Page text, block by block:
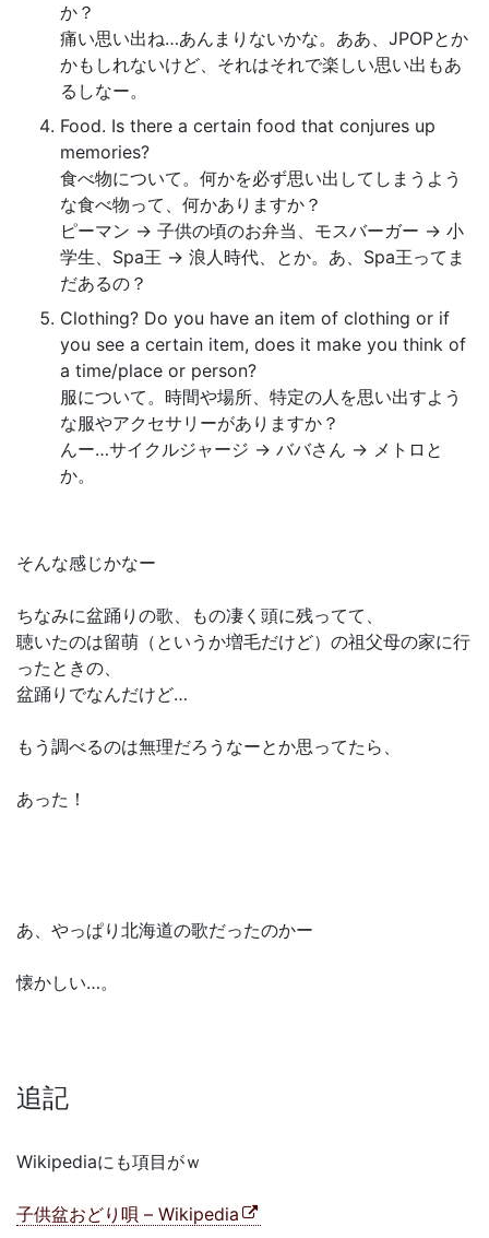
か？
痛い思い出ね…あんまりないかな。ああ、JPOPとか
かもしれないけど、それはそれで楽しい思い出もあ
るしなー。
Food. Is there a certain food that conjures up
memories?
食べ物について。何かを必ず思い出してしまうよう
な食べ物って、何かありますか？
ピーマン → 子供の頃のお弁当、モスバーガー → 小
学生、Spa王 → 浪人時代、とか。あ、Spa王ってま
だあるの？
Clothing? Do you have an item of clothing or if
you see a certain item, does it make you think of
a time/place or person?
服について。時間や場所、特定の人を思い出すよう
な服やアクセサリーがありますか？
んー…サイクルジャージ → ババさん → メトロと
か。
そんな感じかなー
ちなみに盆踊りの歌、もの凄く頭に残ってて、
聴いたのは留萌（というか増毛だけど）の祖父母の家に行
ったときの、
盆踊りでなんだけど…
もう調べるのは無理だろうなーとか思ってたら、
あった！
あ、やっぱり北海道の歌だったのかー
懐かしい…。
追記
Wikipediaにも項目がｗ
子供盆おどり唄 – Wikipedia